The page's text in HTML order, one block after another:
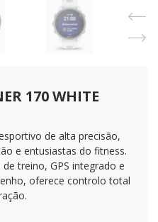
170 WHITE
de alta precisão,
e entusiastas do fitness.
treino, GPS integrado e
oferece controlo total